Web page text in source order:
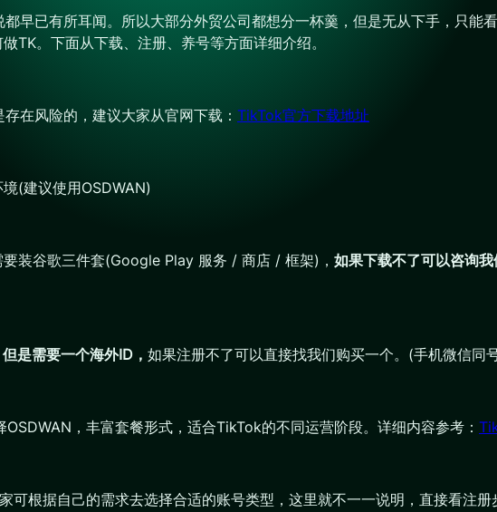
早已有所耳闻。所以大部分外贸公司都想分一杯羹，但是无从下手，只能
TK。下面从下载、注册、养号等方面详细介绍。
在风险的，建议大家从官网下载： TikTok官方下载地址
(建议使用OSDWAN)
装谷歌三件套(Google Play 服务 / 商店 / 框架)， 如果下载不了可以咨询
但是需要一个海外ID， 如果注册不了可以直接找我们购买一个。(手机微信同
，丰富套餐形式，适合TikTok的不同运营阶段。详细内容参考：
根据自己的需求去选择合适的账号类型，这里就不一一说明，直接看注册